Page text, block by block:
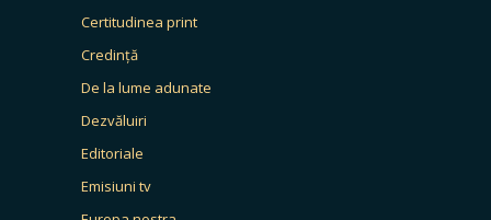
Certitudinea print
Credință
De la lume adunate
Dezvăluiri
Editoriale
Emisiuni tv